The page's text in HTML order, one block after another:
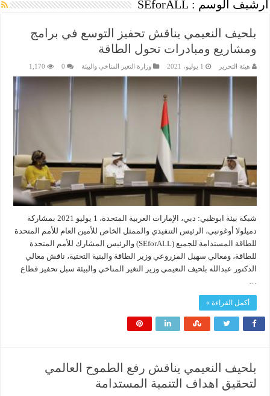
أرشيف الوسم : SEforALL
بلحيف النعيمي يناقش تحفيز التوسع في برامج
ومشاريع ومبادرات تحول الطاقة
هيئة التحرير 1 يوليو، 2021 وزارة التغير المناخي والبيئة 0
1,170
شبكة بيئة ابوظبي: دبي، الإمارات العربية المتحدة، 1 يوليو 2021 بمشاركة
دميلولا أوغونبي، الرئيس التنفيذي والممثل الخاص للأمين العام للأمم المتحدة
للطاقة المستدامة للجميع (SEforALL) والرئيس المشارك للأمم المتحدة
للطاقة، ومعالي سهيل المزروعي وزير الطاقة والبنية التحتية، ناقش معالي
الدكتور عبدالله بلحيف النعيمي وزير التغير المناخي والبيئة سبل تحفيز قطاع
…
أكمل القراءة »
بلحيف النعيمي يناقش رفع الطموح العالمي
لتحقيق اهداف التنمية المستدامة